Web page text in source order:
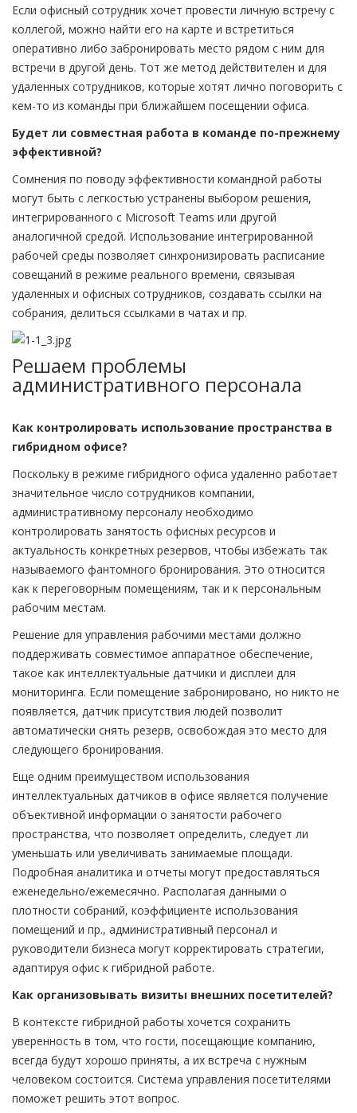
Если офисный сотрудник хочет провести личную встречу с
коллегой, можно найти его на карте и встретиться
оперативно либо забронировать место рядом с ним для
встречи в другой день. Тот же метод действителен и для
удаленных сотрудников, которые хотят лично поговорить с
кем-то из команды при ближайшем посещении офиса.
Будет ли совместная работа в команде по-прежнему
эффективной?
Сомнения по поводу эффективности командной работы
могут быть с легкостью устранены выбором решения,
интегрированного с Microsoft Teams или другой
аналогичной средой. Использование интегрированной
рабочей среды позволяет синхронизировать расписание
совещаний в режиме реального времени, связывая
удаленных и офисных сотрудников, создавать ссылки на
собрания, делиться ссылками в чатах и пр.
Решаем проблемы
административного персонала
Как контролировать использование пространства в
гибридном офисе?
Поскольку в режиме гибридного офиса удаленно работает
значительное число сотрудников компании,
административному персоналу необходимо
контролировать занятость офисных ресурсов и
актуальность конкретных резервов, чтобы избежать так
называемого фантомного бронирования. Это относится
как к переговорным помещениям, так и к персональным
рабочим местам.
Решение для управления рабочими местами должно
поддерживать совместимое аппаратное обеспечение,
такое как интеллектуальные датчики и дисплеи для
мониторинга. Если помещение забронировано, но никто не
появляется, датчик присутствия людей позволит
автоматически снять резерв, освобождая это место для
следующего бронирования.
Еще одним преимуществом использования
интеллектуальных датчиков в офисе является получение
объективной информации о занятости рабочего
пространства, что позволяет определить, следует ли
уменьшать или увеличивать занимаемые площади.
Подробная аналитика и отчеты могут предоставляться
еженедельно/ежемесячно. Располагая данными о
плотности собраний, коэффициенте использования
помещений и пр., административный персонал и
руководители бизнеса могут корректировать стратегии,
адаптируя офис к гибридной работе.
Как организовывать визиты внешних посетителей?
В контексте гибридной работы хочется сохранить
уверенность в том, что гости, посещающие компанию,
всегда будут хорошо приняты, а их встреча с нужным
человеком состоится. Система управления посетителями
поможет решить этот вопрос.